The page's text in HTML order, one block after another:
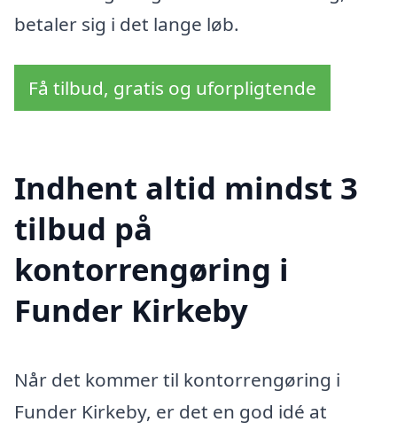
betaler sig i det lange løb.
Få tilbud, gratis og uforpligtende
Indhent altid mindst 3
tilbud på
kontorrengøring i
Funder Kirkeby
Når det kommer til kontorrengøring i
Funder Kirkeby, er det en god idé at